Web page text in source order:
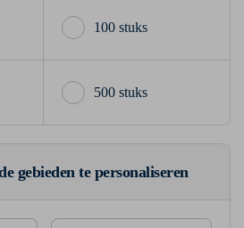
100 stuks
500 stuks
gebieden te personaliseren